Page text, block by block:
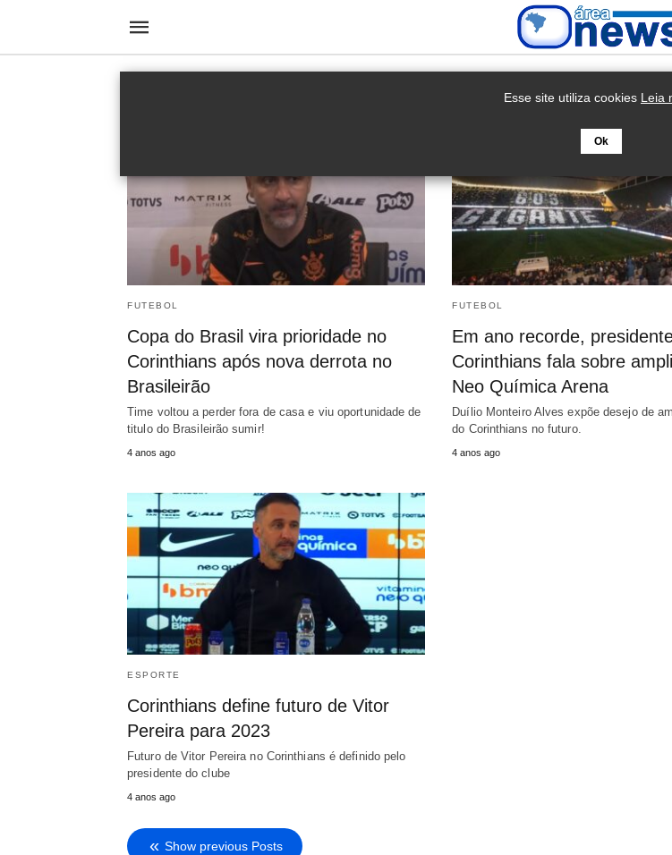
FUTEBOL
Copa do Brasil vira prioridade no
Corinthians após nova derrota no
Brasileirão
Time voltou a perder fora de casa e viu oportunidade de
titulo do Brasileirão sumir!
4 anos ago
FUTEBOL
Em ano recorde,
Corinthians fala sobre
Neo Química Arena
Duílio Monteiro Alves expõe desejo de
do Corinthians no futuro.
4 anos ago
ESPORTE
Corinthians define futuro de Vitor
Pereira para 2023
Futuro de Vitor Pereira no Corinthians é definido pelo
presidente do clube
4 anos ago
Show previous Posts
Esse site utiliza cookies Leia
Ok